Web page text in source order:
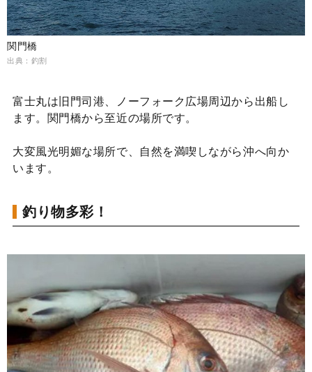
関門橋
出典：釣割
富士丸は旧門司港、ノーフォーク広場周辺から出船し
ます。関門橋から至近の場所です。
大変風光明媚な場所で、自然を満喫しながら沖へ向か
います。
釣り物多彩！